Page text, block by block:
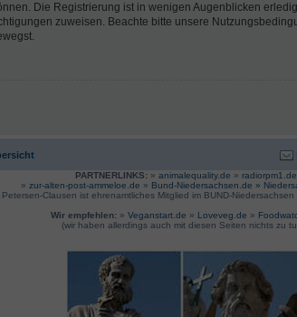
Die Registrierung ist in wenigen Augenblicken
zuweisen. Beachte bitte unsere
PARTNERLINKS: » animalequality.de » radiorpm1.de
» zur-alten-post-ammeloe.de » Bund-Niedersachsen.de »
Petersen-Clausen ist ehrenamtliches Mitglied im BUND-
Wir empfehlen: » Veganstart.de » Loveveg.de »
(wir haben allerdings auch mit diesen Seiten nichts zu